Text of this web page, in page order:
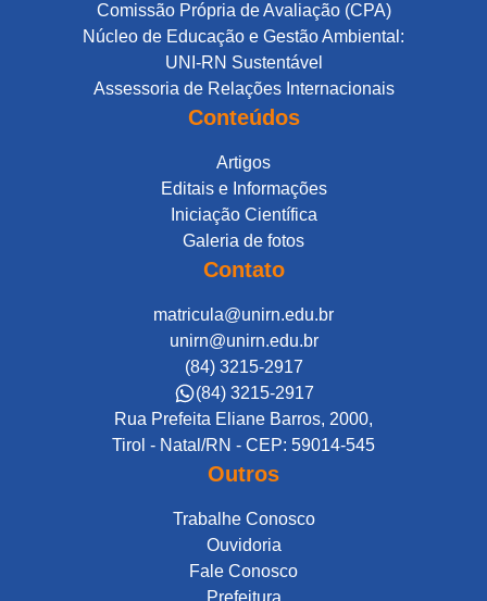
Comissão Própria de Avaliação (CPA)
Núcleo de Educação e Gestão Ambiental:
UNI-RN Sustentável
Assessoria de Relações Internacionais
Conteúdos
Artigos
Editais e Informações
Iniciação Científica
Galeria de fotos
Contato
matricula@unirn.edu.br
unirn@unirn.edu.br
(84) 3215-2917
(84) 3215-2917
Rua Prefeita Eliane Barros, 2000,
Tirol - Natal/RN - CEP: 59014-545
Outros
Trabalhe Conosco
Ouvidoria
Fale Conosco
Prefeitura